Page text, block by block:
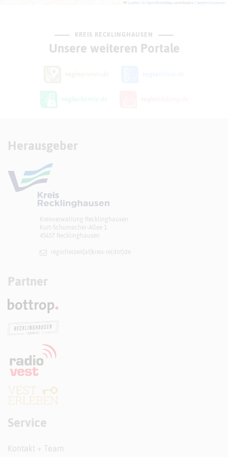
Leaflet OpenStreetMapcontributors | weitere Lizenzen
KREIS RECKLINGHAUSEN
Unsere weiteren Portale
Herausgeber
Kreisverwaltung Recklinghausen
Kurt-Schumacher-Allee 1
45657 Recklinghausen
regiofreizeit[at]​kreis-re(dot)de
Partner
Service
Kontakt + Team